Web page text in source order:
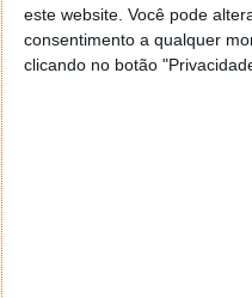
este website. Você pode
consentimento a qualquer
clicando no botão